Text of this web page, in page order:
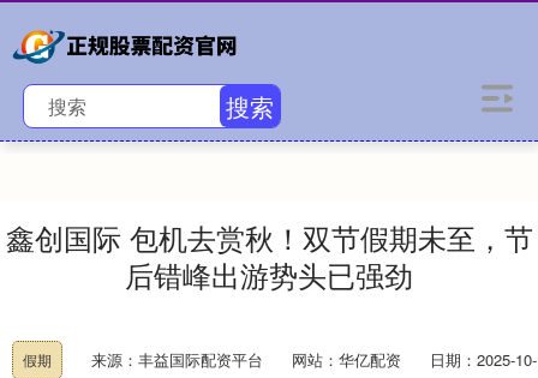
搜索
鑫创国际 包机去赏秋！双节假期未至，节
后错峰出游势头已强劲
假期 来源：丰益国际配资平台 网站：华亿配资
日期：2025-10-